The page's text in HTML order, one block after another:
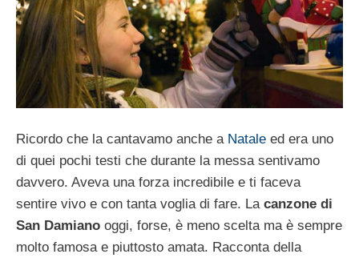
Ricordo che la cantavamo anche a Natale ed era uno
di quei pochi testi che durante la messa sentivamo
davvero. Aveva una forza incredibile e ti faceva
sentire vivo e con tanta voglia di fare. La canzone di
San Damiano oggi, forse, è meno scelta ma è sempre
molto famosa e piuttosto amata. Racconta della